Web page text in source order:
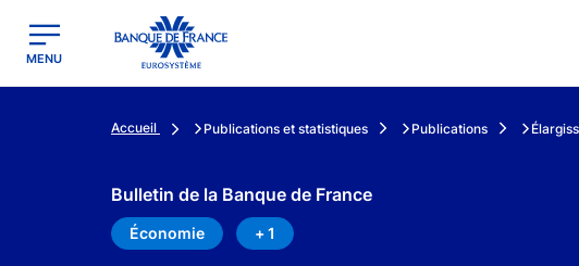
Banque de France - Menu Principal
MENU
Accueil Publications et statistiques Publications
Bulletin de la Banque de France
Économie + 1